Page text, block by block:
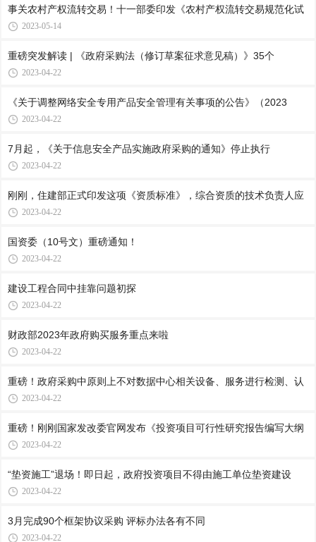
事关农村产权流转交易！十一部委印发《农村产权流转交易规范化试
2023-05-14
重磅突发解读 | 《政府采购法（修订草案征求意见稿）》35个
2023-04-22
《关于调整网络安全专用产品安全管理有关事项的公告》（2023
2023-04-22
7月起，《关于信息安全产品实施政府采购的通知》停止执行
2023-04-22
刚刚，住建部正式印发这项《资质标准》，综合资质的技术负责人应
2023-04-22
国资委（10号文）重磅通知！
2023-04-22
建设工程合同中挂靠问题初探
2023-04-22
财政部2023年政府购买服务重点来啦
2023-04-22
重磅！政府采购中原则上不对数据中心相关设备、服务进行检测、认
2023-04-22
重磅！刚刚国家发改委官网发布《投资项目可行性研究报告编写大纲
2023-04-22
“垫资施工”退场！即日起，政府投资项目不得由施工单位垫资建设
2023-04-22
3月完成90个框架协议采购 评标办法各有不同
2023-04-22